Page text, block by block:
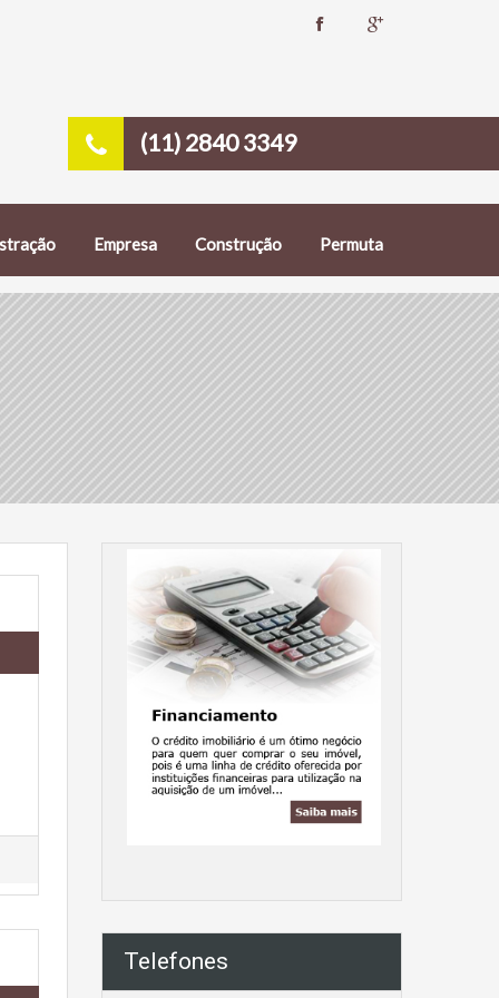
(11) 2840 3349
Empresa Construção Permuta
Telefones